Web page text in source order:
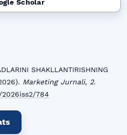
Scholar
SHAKLLANTIRISHNING
Marketing Jurnali, 2.
784